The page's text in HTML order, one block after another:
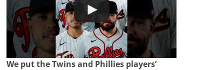
We put the Twins and Phillies players’